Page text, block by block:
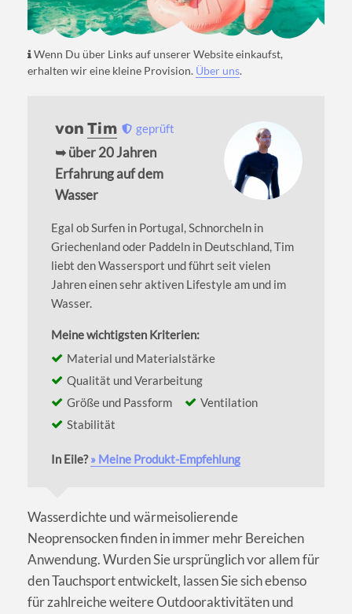
Wenn Du über Links auf unserer Website einkaufst,
erhalten wir eine kleine Provision. Über uns.
vonTim geprüft
➥ über 20 Jahren
Erfahrung auf dem
Wasser
Egal ob Surfen in Portugal, Schnorcheln in
Griechenland oder Paddeln in Deutschland, Tim
liebt den Wassersport und führt seit vielen
Jahren einen sehr aktiven Lifestyle am und im
Wasser.
Meine wichtigsten Kriterien:
Material und Materialstärke
Qualität und Verarbeitung
Größe und Passform
Ventilation
Stabilität
In Eile?» Meine Produkt-Empfehlung
Wasserdichte und wärmeisolierende
Neoprensocken finden in immer mehr Bereichen
Anwendung. Wurden Sie ursprünglich vor allem für
den Tauchsport entwickelt, lassen Sie sich ebenso
für zahlreiche weitere Outdooraktivitäten und